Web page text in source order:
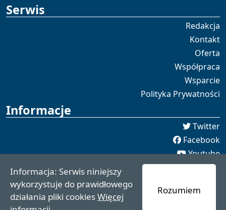
Serwis
Redakcja
Kontakt
Oferta
Współpraca
Wsparcie
Polityka Prywatności
Informacje
Twitter
Facebook
Youtube
Spotify
redakcja [[]] czaswschodni.pl
czaswschodni.pl 2021 - 2025
Informacja: Serwis niniejszy
wykorzystuje do prawidłowego
działania pliki cookiesWięcej
Rozumiem